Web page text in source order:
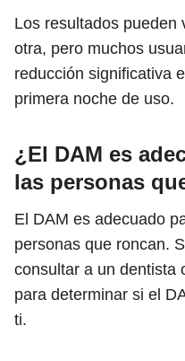
Los resultados pueden
otra, pero muchos
reducción significativa
primera noche de uso.
¿El DAM es
las personas
El DAM es adecuado
personas que roncan.
consultar a un dentista
para determinar si el
ti.